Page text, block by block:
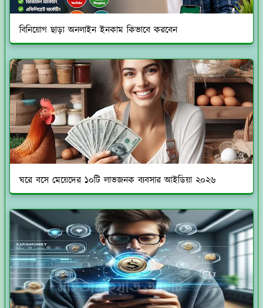
বিনিয়োগ ছাড়া অনলাইন ইনকাম কিভাবে করবেন
ঘরে বসে মেয়েদের ১০টি লাভজনক ব্যবসার আইডিয়া ২০২৬